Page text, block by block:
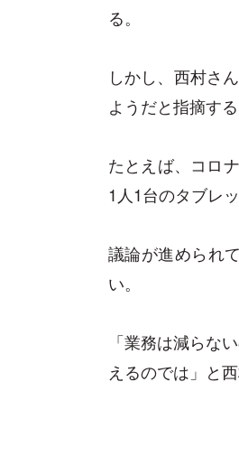
る。
しかし、西村さ
ようだと指摘する
たとえば、コロ
1人1台のタブレ
議論が進められ
い。
「業務は減らな
えるのでは」と